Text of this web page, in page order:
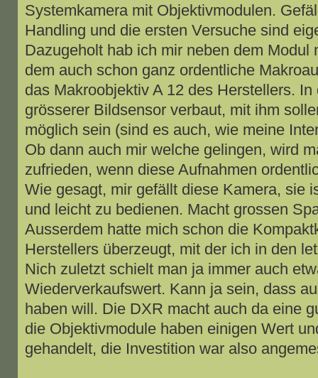
Systemkamera mit Objektivmodulen.
Handling und die ersten Versuche sind
Dazugeholt hab ich mir neben dem
dem auch schon ganz ordentliche
das Makroobjektiv A 12 des Herstellers.
grösserer Bildsensor verbaut, mit ihm
möglich sein (sind es auch, wie meine
Ob dann auch mir welche gelingen, wird
zufrieden, wenn diese Aufnahmen
Wie gesagt, mir gefällt diese Kamera, sie
und leicht zu bedienen. Macht grossen
Ausserdem hatte mich schon die
Herstellers überzeugt, mit der ich in den
Nich zuletzt schielt man ja immer auch
Wiederverkaufswert. Kann ja sein, dass
haben will. Die DXR macht auch da eine
die Objektivmodule haben einigen Wert
gehandelt, die Investition war also